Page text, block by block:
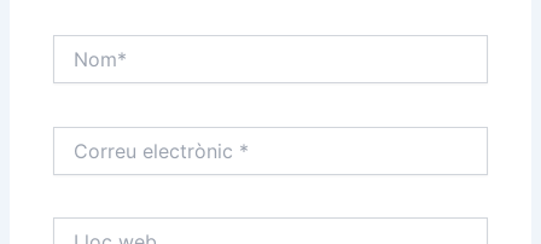
electrònic